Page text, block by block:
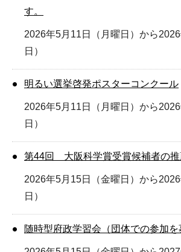
す。
2026年5月11日（月曜日）から
日）
明るい選挙啓発ポスターコンクール
2026年5月11日（月曜日）から
日）
第44回 大阪科学賞受賞候補者の推
2026年5月15日（金曜日）から
日）
随時型府政学習会（団体での参加を